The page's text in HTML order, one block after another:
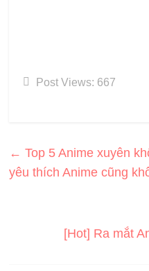
Post Views: 667
← Top 5 Anime xuyên
yêu thích Anime cũng
[Hot] Ra mắt